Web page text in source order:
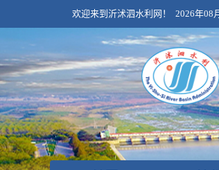
欢迎来到沂沭泗水利网！ 2026年08